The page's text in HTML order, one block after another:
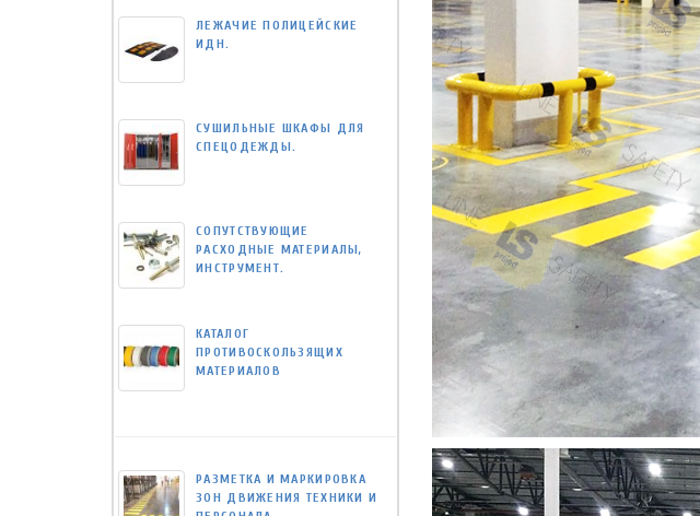
ЛЕЖАЧИЕ ПОЛИЦЕЙСКИЕ
ИДН.
СУШИЛЬНЫЕ ШКАФЫ ДЛЯ
СПЕЦОДЕЖДЫ.
СОПУТСТВУЮЩИЕ
РАСХОДНЫЕ МАТЕРИАЛЫ,
ИНСТРУМЕНТ.
КАТАЛОГ
ПРОТИВОСКОЛЬЗЯЩИХ
МАТЕРИАЛОВ
РАЗМЕТКА И МАРКИРОВКА
ЗОН ДВИЖЕНИЯ ТЕХНИКИ И